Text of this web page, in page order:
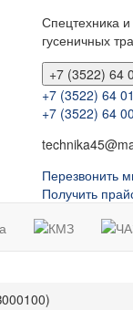
Спецтехника
гусеничных
+7 (3522) 64
+7 (3522) 64
+7 (3522) 64
Перезвонить
Получить